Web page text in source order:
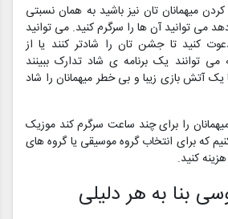
میهمانان تان نیز باشید به همان نسبتی
می توانید آن ها را سرگرم کنید. می توانید
کنید تا جشن تان را شادتر کنند یا از
توانند یک برنامه ی شاد تدارک ببینند
یک آتش بازی زیبا و بی خطر میهمانان را شاد
را برای چند ساعت سرگرم کند موزیک
که برای انتخاب گروه موسیقی یا گروه های
کنید.
بنا به هر دلیلی